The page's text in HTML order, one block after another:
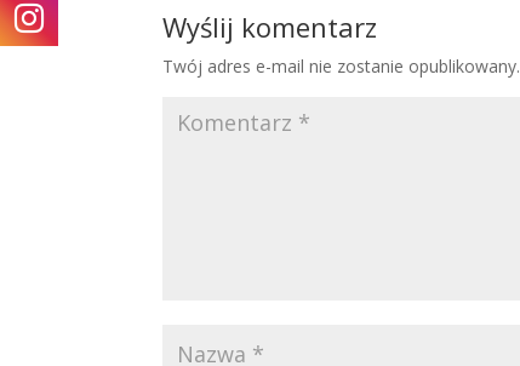
Wyślij komentarz
Twój adres e-mail nie zostanie opublikowany.